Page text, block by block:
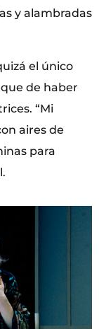
y alambradas
el único
de haber
“Mi
aires de
para